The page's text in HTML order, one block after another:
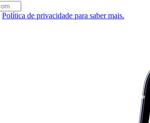
Política de privacidade para saber mais.